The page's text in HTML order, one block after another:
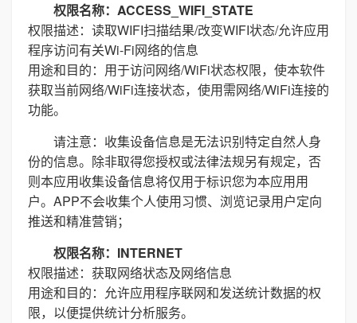
权限名称：ACCESS_WIFI_STATE
权限描述：读取WIFI扫描结果/改变WIFI状态/允许应用
程序访问有关Wi-Fi网络的信息
用途和目的：用于访问网络/WiFi状态权限，使本软件
获取当前网络/WiFi连接状态，使用需网络/WiFi连接的
功能。
请注意：收集设备信息是无法识别特定自然人身
份的信息。除非取得您授权或法律法规另有规定，否
则本应用收集设备信息将仅用于标识您为本应用用
户。APP不会收集个人使用习惯、浏览记录用户定向
推送和精准营销；
权限名称：INTERNET
权限描述：获取网络状态及网络信息
用途和目的：允许应用程序联网和发送统计数据的权
限，以便提供统计分析服务。